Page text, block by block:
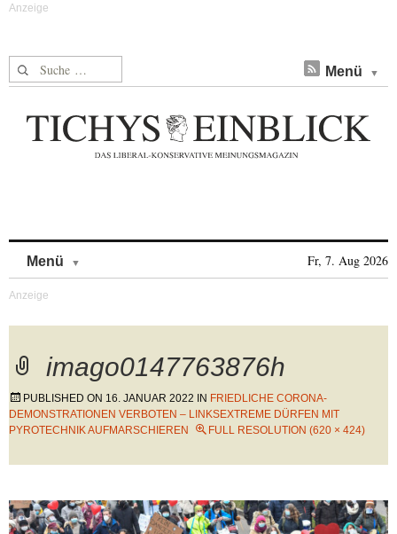
Suche nach: Menü
Menü Fr, 7. Aug 2026
imago0147763876h
PUBLISHED ON 16. JANUAR 2022 IN FRIEDLICHE CORONA-
DEMONSTRATIONEN VERBOTEN – LINKSEXTREME DÜRFEN MIT
PYROTECHNIK AUFMARSCHIEREN
FULL RESOLUTION (620 × 424)